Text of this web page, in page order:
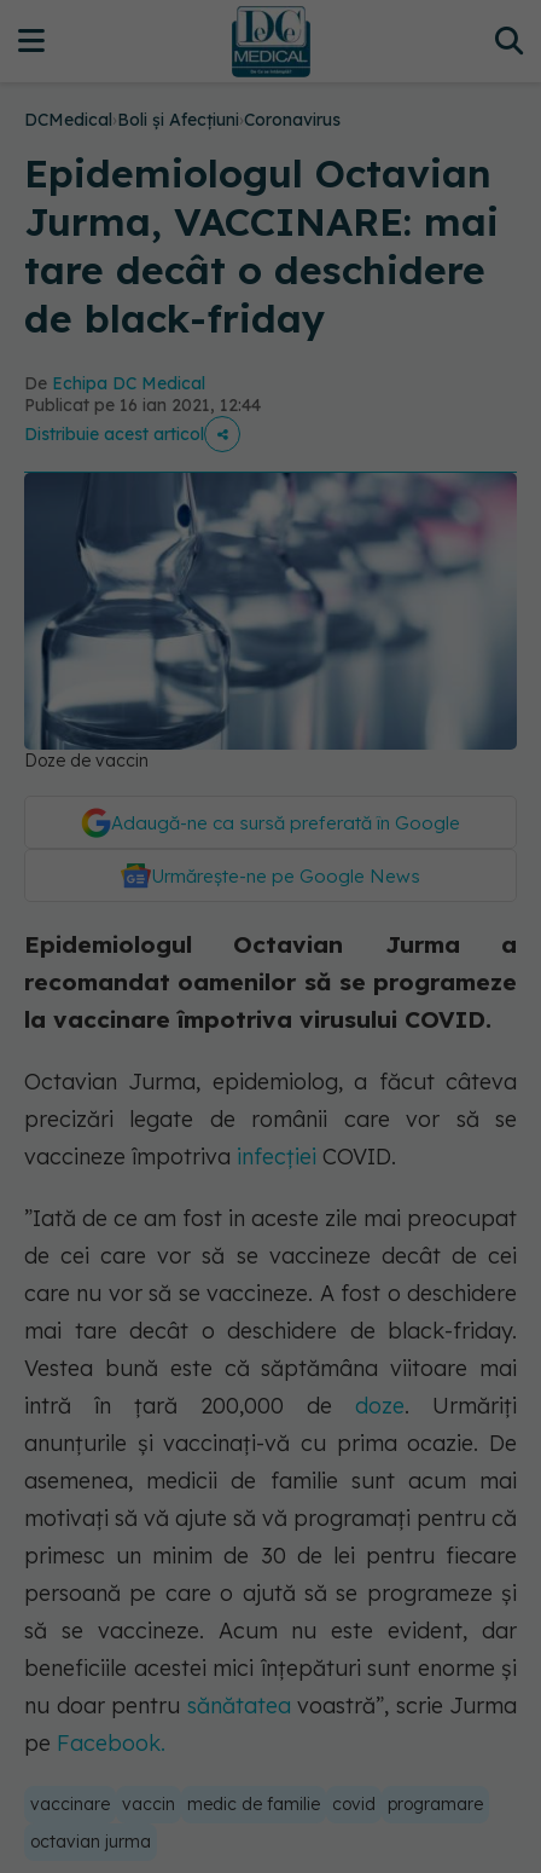
DCMedical›Boli și Afecțiuni›Coronavirus
Epidemiologul Octavian
Jurma, VACCINARE: mai
tare decât o deschidere
de black-friday
De Echipa DC Medical
Publicat pe 16 ian 2021, 12:44
Distribuie acest articol
Doze de vaccin
Adaugă-ne ca sursă preferată în Google
Urmărește-ne pe Google News
Epidemiologul Octavian Jurma a
recomandat oamenilor să se programeze
la vaccinare împotriva virusului COVID.
Octavian Jurma, epidemiolog, a făcut câteva
precizări legate de românii care vor să se
vaccineze împotriva infecției COVID.
”Iată de ce am fost in aceste zile mai preocupat
de cei care vor să se vaccineze decât de cei
care nu vor să se vaccineze. A fost o deschidere
mai tare decât o deschidere de black-friday.
Vestea bună este că săptămâna viitoare mai
intră în țară 200,000 de doze. Urmăriți
anunțurile și vaccinați-vă cu prima ocazie. De
asemenea, medicii de familie sunt acum mai
motivați să vă ajute să vă programați pentru că
primesc un minim de 30 de lei pentru fiecare
persoană pe care o ajută să se programeze și
să se vaccineze. Acum nu este evident, dar
beneficiile acestei mici înțepături sunt enorme și
nu doar pentru sănătatea voastră”, scrie Jurma
pe Facebook.
vaccinare vaccin medic de familie covid
programare
octavian jurma